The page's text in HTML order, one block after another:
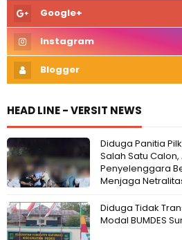
Google+
Instagram
Blogger
HEAD LINE - VERSIT NEWS
Diduga Panitia
Salah Satu Calon,
Penyelenggara
Menjaga
Diduga Tidak
Modal BUMDES